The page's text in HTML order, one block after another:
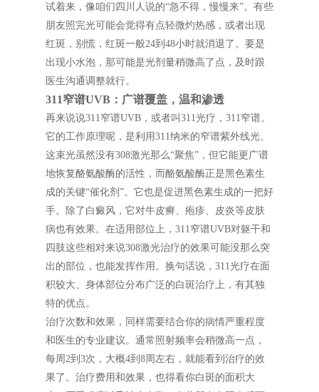
试着来，像咱们四川人说的“急不得，慢慢来”。有些
朋友照完光可能会觉得有点轻微灼热感，或者出现
红斑，别慌，红斑一般24到48小时就消退了。要是
出现小水泡，那可能是光剂量稍微高了点，及时跟
医生沟通调整就行。
311窄谱UVB：广谱覆盖，温和渗透
再来说说311窄谱UVB，或者叫311光疗，311窄谱。
它的工作原理呢，是利用311纳米的窄谱紫外线光。
这束光虽然没有308激光那么“聚焦”，但它能更广谱
地恢复酪氨酸酶的活性，而酪氨酸酶正是黑色素生
成的关键“催化剂”。它也是促进黑色素生成的一把好
手。除了白癜风，它对牛皮癣、疱疹、皮炎等皮肤
病也有效果。在适用部位上，311窄谱UVB对躯干和
四肢这些相对来说308激光治疗的效果可能没那么突
出的部位，也能发挥作用。换句话说，311光疗在面
积较大、身体部位分布广泛的白斑治疗上，有其独
特的优点。
治疗次数和效果，同样需要结合你的病情严重程度
和医生的专业建议。通常照射频率会稍微高一点，
每周2到3次，大概4到8周左右，就能看到治疗的效
果了。治疗费用和效果，也得看你白斑的面积大